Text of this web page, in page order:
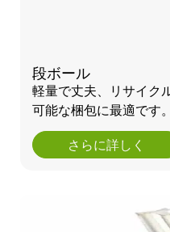
段ボール
軽量で丈夫、リサイク
可能な梱包に最適です。
さらに詳しく